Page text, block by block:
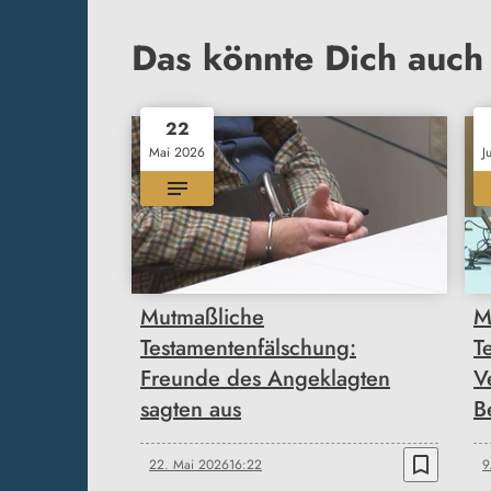
Das könnte Dich
22
Mai 2026
Mutmaßliche
Testamentenfälschung:
Freunde des Angeklagten
sagten aus
22. Mai 202616:22 bookmark_border